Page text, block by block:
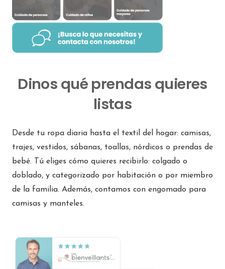
Dinos qué prendas quieres
listas
Desde tu ropa diaria hasta el textil del hogar: camisas,
trajes, vestidos, sábanas, toallas, nórdicos o prendas de
bebé. Tú eliges cómo quieres recibirlo: colgado o
doblado, y categorizado por habitación o por miembro
de la familia. Además, contamos con engomado para
camisas y manteles.